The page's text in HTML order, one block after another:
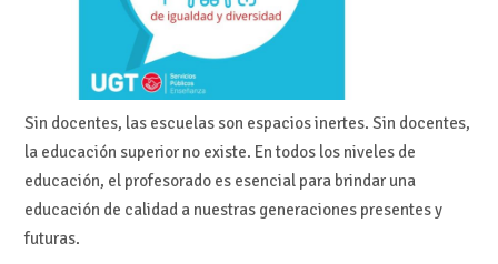
Sin docentes, las escuelas son espacios inertes. Sin docentes,
la educación superior no existe. En todos los niveles de
educación, el profesorado es esencial para brindar una
educación de calidad a nuestras generaciones presentes y
futuras.